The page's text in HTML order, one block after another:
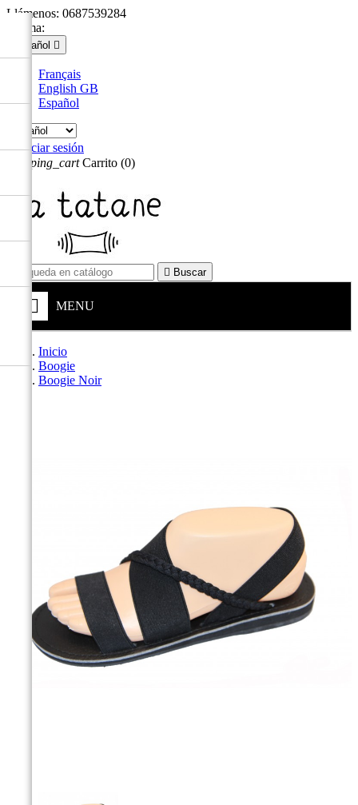
Llámenos: 0687539284
Idioma:
Español 
Français
English GB
Español
 Iniciar sesión
shopping_cart Carrito (0)
 Buscar
MENU
Inicio
Boogie
Boogie Noir